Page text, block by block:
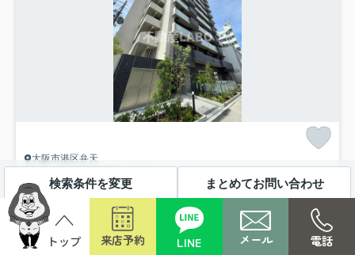
大阪市港区弁天
TEAL RESIDENCE BAY
11.9万円～12.2万円 管理/共益費10,000円
40.64㎡ (1LDK) /築2年 /10階建
大阪環状線「弁天町」駅 徒歩9分
地下鉄中央線「弁天町」駅 徒歩11分
オートロック エレベーター 宅配ボックス
検索条件を変更 まとめてお問い合わせ
来店予約 LINE メール 電話